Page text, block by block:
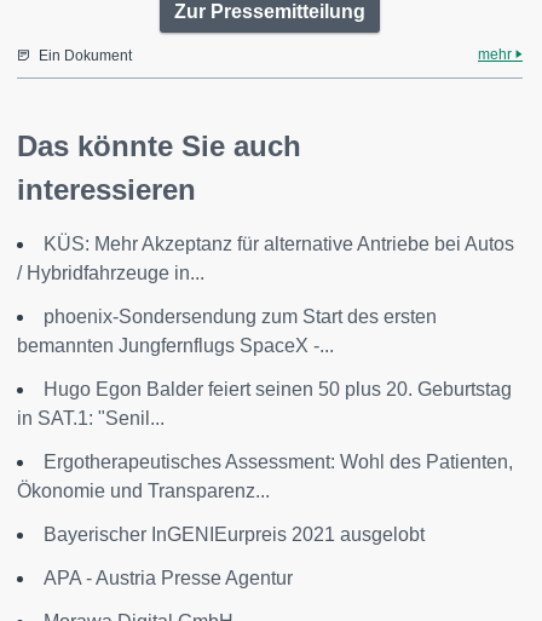
Zur Pressemitteilung
Ein Dokument mehr
Das könnte Sie auch
interessieren
KÜS: Mehr Akzeptanz für alternative Antriebe bei Autos
/ Hybridfahrzeuge in...
phoenix-Sondersendung zum Start des ersten
bemannten Jungfernflugs SpaceX -...
Hugo Egon Balder feiert seinen 50 plus 20. Geburtstag
in SAT.1: "Senil...
Ergotherapeutisches Assessment: Wohl des Patienten,
Ökonomie und Transparenz...
Bayerischer InGENIEurpreis 2021 ausgelobt
APA - Austria Presse Agentur